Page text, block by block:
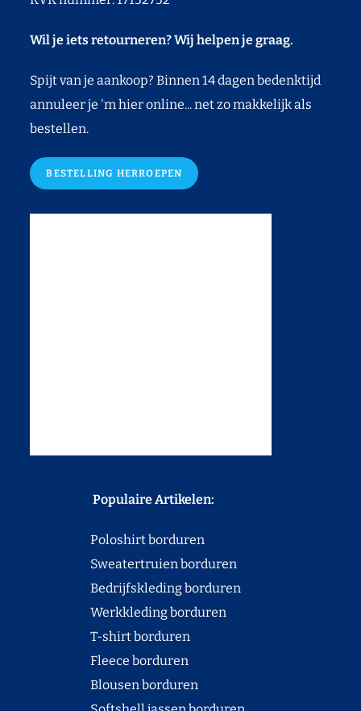
Wil je iets retourneren? Wij helpen je graag.
Spijt van je aankoop? Binnen 14 dagen bedenktijd
annuleer je 'm hier online... net zo makkelijk als
bestellen.
BESTELLING HERROEPEN
Populaire Artikelen:
Poloshirt borduren
Sweatertruien borduren
Bedrijfskleding borduren
Werkkleding borduren
T-shirt borduren
Fleece borduren
Blousen borduren